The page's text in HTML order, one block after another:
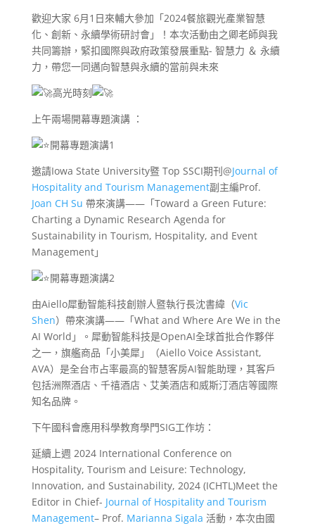
歡迎大家 6月1日來輔大參加「2024餐旅觀光產業智慧
化、創新、永續學術研討會」！本次活動由之卿老師與我
共同籌辦，緊扣國際與政府政策發展重點- 智慧力 ＆ 永續
力，帶您一同邁向智慧與永續的當前與未來
高光時刻
上午兩場開幕專題演講 ：
開幕專題演講1
邀請Iowa State University暨 Top SSCI期刊@Journal of
Hospitality and Tourism Management副主編Prof.
Joan CH Su 帶來演講——「Toward a Green Future:
Charting a Dynamic Research Agenda for
Sustainability in Tourism, Hospitality, and Event
Management」
開幕專題演講2
由Aiello犀動智能科技創辦人暨執行長沈書緯（Vic
Shen）帶來演講——「What and Where Are We in the
AI World」。犀動智能科技是OpenAI全球首批合作夥伴
之一，旗艦商品「小美犀」（Aiello Voice Assistant,
AVA）是全台市占率最高的智慧客房AI智能助理，其客戶
包括洲際酒店、千禧酒店、艾美酒店和威斯汀酒店等國際
知名品牌。
下午國科會應用科學教育學門SIG工作坊：
延續上週 2024 International Conference on
Hospitality, Tourism and Leisure: Technology,
Innovation, and Sustainability, 2024 (ICHTL)Meet the
Editor in Chief- Journal of Hospitality and Tourism
Management– Prof. Marianna Sigala 活動，本次由國